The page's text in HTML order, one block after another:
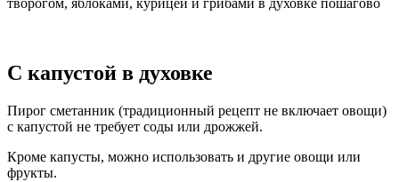
С капустой в духовке
Пирог сметанник (традиционный рецепт не включает овощи)
с капустой не требует соды или дрожжей.
Кроме капусты, можно использовать и другие овощи или
фрукты.